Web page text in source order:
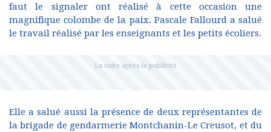
faut le signaler ont réalisé à cette occasion une
magnifique colombe de la paix. Pascale Fallourd a salué
le travail réalisé par les enseignants et les petits écoliers.
Elle a salué aussi la présence de deux représentantes de
la brigade de gendarmerie Montchanin-Le Creusot, et du